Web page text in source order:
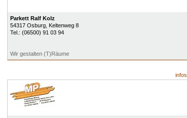
Parkett Ralf Kolz
54317 Osburg, Keltenweg 8
Tel.: (06500) 91 03 94
Wir gestalten (T)Räume
infos